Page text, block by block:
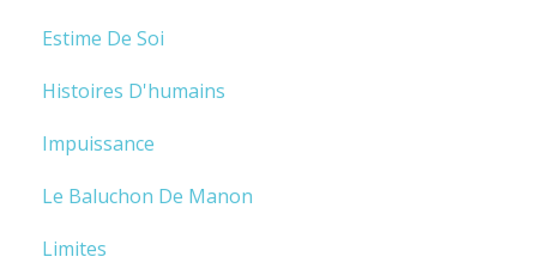
Estime De Soi
Histoires D'humains
Impuissance
Le Baluchon De Manon
Limites